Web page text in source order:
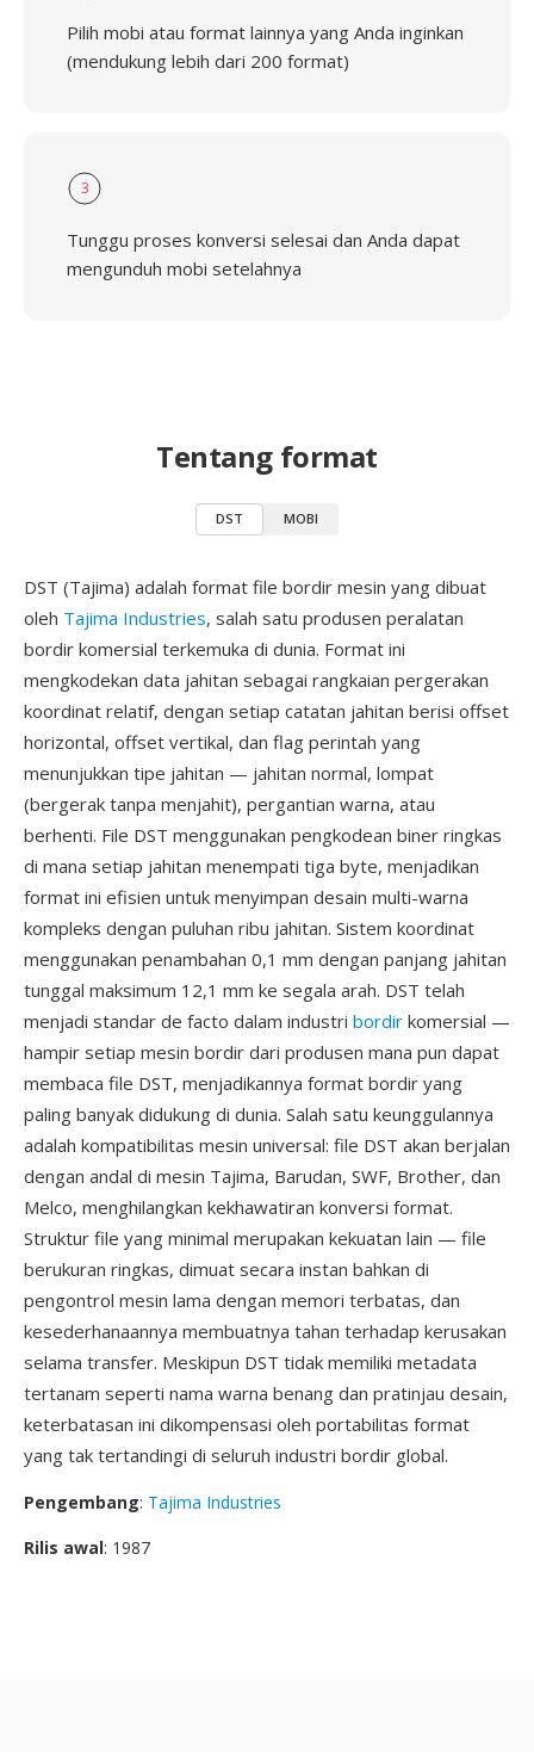
Pilih mobi atau format lainnya yang Anda inginkan
(mendukung lebih dari 200 format)
3
Tunggu proses konversi selesai dan Anda dapat
mengunduh mobi setelahnya
Tentang format
DST MOBI
DST (Tajima) adalah format file bordir mesin yang dibuat
oleh Tajima Industries, salah satu produsen peralatan
bordir komersial terkemuka di dunia. Format ini
mengkodekan data jahitan sebagai rangkaian pergerakan
koordinat relatif, dengan setiap catatan jahitan berisi offset
horizontal, offset vertikal, dan flag perintah yang
menunjukkan tipe jahitan — jahitan normal, lompat
(bergerak tanpa menjahit), pergantian warna, atau
berhenti. File DST menggunakan pengkodean biner ringkas
di mana setiap jahitan menempati tiga byte, menjadikan
format ini efisien untuk menyimpan desain multi-warna
kompleks dengan puluhan ribu jahitan. Sistem koordinat
menggunakan penambahan 0,1 mm dengan panjang jahitan
tunggal maksimum 12,1 mm ke segala arah. DST telah
menjadi standar de facto dalam industri bordir komersial —
hampir setiap mesin bordir dari produsen mana pun dapat
membaca file DST, menjadikannya format bordir yang
paling banyak didukung di dunia. Salah satu keunggulannya
adalah kompatibilitas mesin universal: file DST akan berjalan
dengan andal di mesin Tajima, Barudan, SWF, Brother, dan
Melco, menghilangkan kekhawatiran konversi format.
Struktur file yang minimal merupakan kekuatan lain — file
berukuran ringkas, dimuat secara instan bahkan di
pengontrol mesin lama dengan memori terbatas, dan
kesederhanaannya membuatnya tahan terhadap kerusakan
selama transfer. Meskipun DST tidak memiliki metadata
tertanam seperti nama warna benang dan pratinjau desain,
keterbatasan ini dikompensasi oleh portabilitas format
yang tak tertandingi di seluruh industri bordir global.
Pengembang: Tajima Industries
Rilis awal: 1987